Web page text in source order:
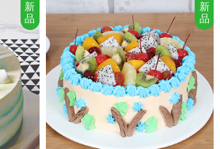
新
品
新
品